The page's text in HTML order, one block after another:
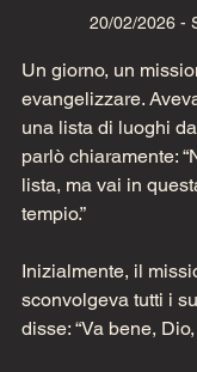
20/02/2026 -
Un giorno, un
evangelizzare.
una lista di luoghi
parlò chiaramente:
lista, ma vai in
tempio.”
Inizialmente, il
sconvolgeva tutti i
disse: “Va bene, Dio,